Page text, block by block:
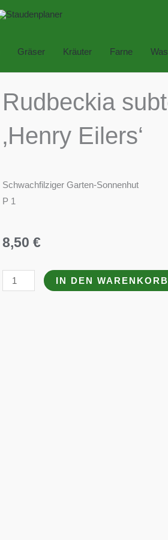
Gräser Kräuter Farne
Rudbeckia
‚Henry Eilers‘
Schwachfilziger Garten-Sonnenhut
P 1
8,50 €
Rudbeckia
subtomentosa
IN DEN